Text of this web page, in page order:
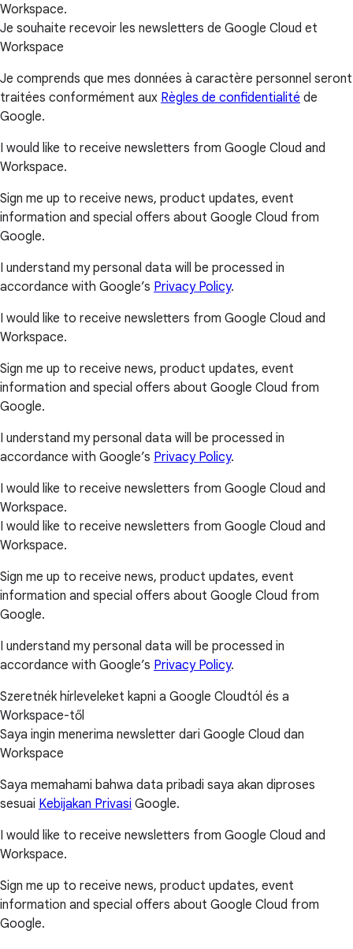
Workspace.
Je souhaite recevoir les newsletters de Google Cloud et
Workspace
Je comprends que mes données à caractère personnel seront
traitées conformément aux Règles de confidentialité de
Google.
I would like to receive newsletters from Google Cloud and
Workspace.
Sign me up to receive news, product updates, event
information and special offers about Google Cloud from
Google.
I understand my personal data will be processed in
accordance with Google’s Privacy Policy.
I would like to receive newsletters from Google Cloud and
Workspace.
Sign me up to receive news, product updates, event
information and special offers about Google Cloud from
Google.
I understand my personal data will be processed in
accordance with Google’s Privacy Policy.
I would like to receive newsletters from Google Cloud and
Workspace.
I would like to receive newsletters from Google Cloud and
Workspace.
Sign me up to receive news, product updates, event
information and special offers about Google Cloud from
Google.
I understand my personal data will be processed in
accordance with Google’s Privacy Policy.
Szeretnék hírleveleket kapni a Google Cloudtól és a
Workspace-től
Saya ingin menerima newsletter dari Google Cloud dan
Workspace
Saya memahami bahwa data pribadi saya akan diproses
sesuai Kebijakan Privasi Google.
I would like to receive newsletters from Google Cloud and
Workspace.
Sign me up to receive news, product updates, event
information and special offers about Google Cloud from
Google.